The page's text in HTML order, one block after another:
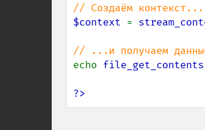
$context =
echo file_get_contents
?>